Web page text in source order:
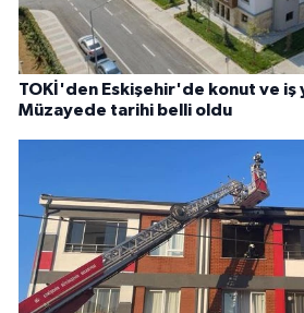
TOKİ'den Eskişehir'de konut ve iş
Müzayede tarihi belli oldu